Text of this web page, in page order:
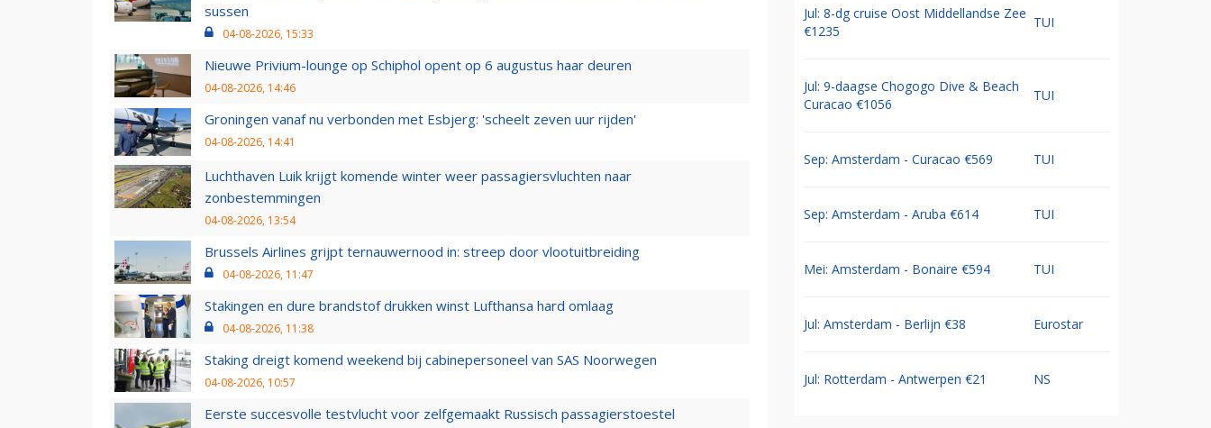
sussen
04-08-2026, 15:33
Nieuwe Privium-lounge op Schiphol opent op 6 augustus haar deuren
04-08-2026, 14:46
Groningen vanaf nu verbonden met Esbjerg: 'scheelt zeven uur rijden'
04-08-2026, 14:41
Luchthaven Luik krijgt komende winter weer passagiersvluchten naar
zonbestemmingen
04-08-2026, 13:54
Brussels Airlines grijpt ternauwernood in: streep door vlootuitbreiding
04-08-2026, 11:47
Stakingen en dure brandstof drukken winst Lufthansa hard omlaag
04-08-2026, 11:38
Staking dreigt komend weekend bij cabinepersoneel van SAS Noorwegen
04-08-2026, 10:57
Eerste succesvolle testvlucht voor zelfgemaakt Russisch passagierstoestel
Jul: 8-dg cruise Oost Middellandse Zee
€1235
TUI
Jul: 9-daagse Chogogo Dive & Beach
Curacao €1056
TUI
Sep: Amsterdam - Curacao €569 TUI
Sep: Amsterdam - Aruba €614 TUI
Mei: Amsterdam - Bonaire €594 TUI
Jul: Amsterdam - Berlijn €38 Eurostar
Jul: Rotterdam - Antwerpen €21 NS